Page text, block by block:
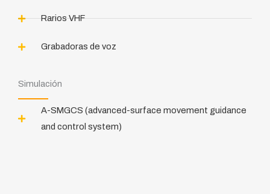
Rarios VHF
Grabadoras de voz
Simulación
A-SMGCS (advanced-surface movement guidance
and control system)